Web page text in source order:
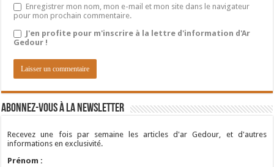
Enregistrer mon nom, mon e-mail et mon site dans le navigateur
pour mon prochain commentaire.
J'en profite pour m'inscrire à la lettre d'information d'Ar
Gedour !
Abonnez-vous à la newsletter
Recevez une fois par semaine les articles d'ar Gedour, et d'autres
informations en exclusivité.
Prénom :